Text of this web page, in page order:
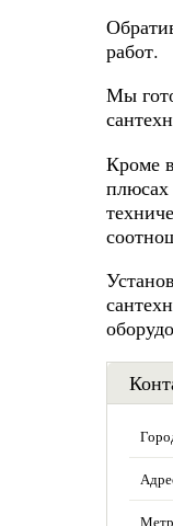
работ.
Мы
Кроме
плюсах